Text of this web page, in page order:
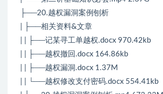
├──20.越权漏洞案例刨析
| ├──相关资料&文章
| | ├──记某寻工单越权.docx 970.42kb
| | ├──越权撤回.docx 164.86kb
| | ├──越权漏洞.docx 1.37M
| | └──越权修改支付密码.docx 554.41kb